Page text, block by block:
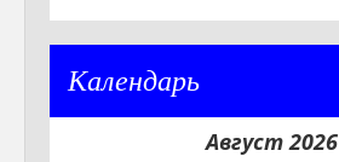
Календарь
Август 2026